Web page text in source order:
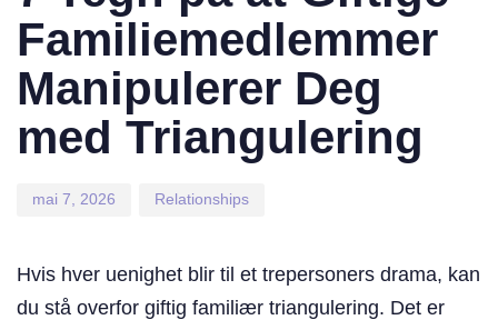
Familiemedlemmer
Manipulerer Deg
med Triangulering
mai 7, 2026 Relationships
Hvis hver uenighet blir til et trepersoners drama, kan
du stå overfor giftig familiær triangulering. Det er